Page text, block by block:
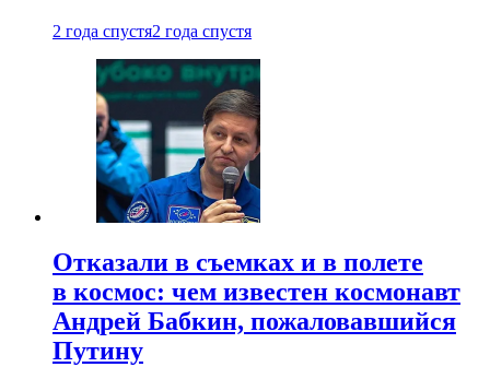
2 года спустя2 года спустя
Отказали в съемках и в полете
в космос: чем известен космонавт
Андрей Бабкин, пожаловавшийся
Путину